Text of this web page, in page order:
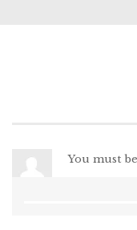
You must be